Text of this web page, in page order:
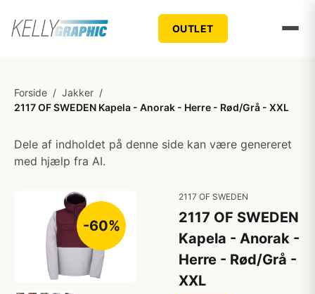
OUTLET
Forside / Jakker /
2117 OF SWEDEN Kapela - Anorak - Herre - Rød/Grå - XXL
Dele af indholdet på denne side kan være genereret
med hjælp fra AI.
-60%
2117 OF SWEDEN
2117 OF SWEDEN
Kapela - Anorak -
Herre - Rød/Grå -
XXL